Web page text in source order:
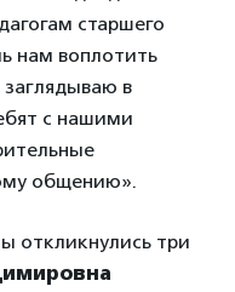
старшего
нам воплотить
заглядываю в
с нашими
общению».
откликнулись три